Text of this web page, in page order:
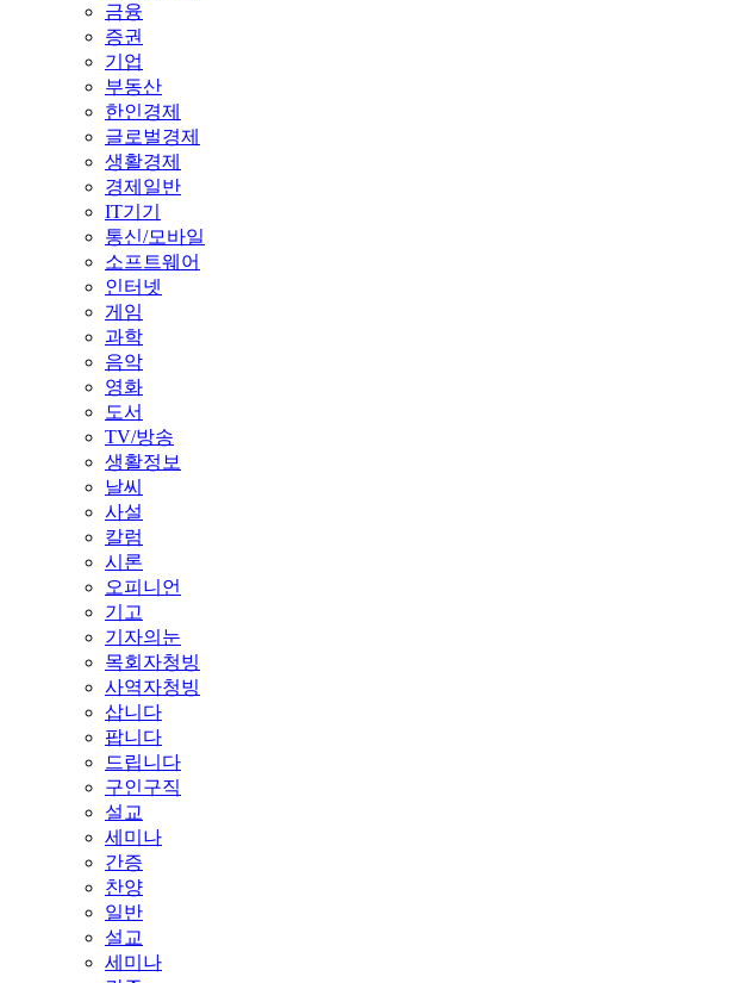
금융
증권
기업
부동산
한인경제
글로벌경제
생활경제
경제일반
IT기기
통신/모바일
소프트웨어
인터넷
게임
과학
음악
영화
도서
TV/방송
생활정보
날씨
사설
칼럼
시론
오피니언
기고
기자의눈
목회자청빙
사역자청빙
삽니다
팝니다
드립니다
구인구직
설교
세미나
간증
찬양
일반
설교
세미나